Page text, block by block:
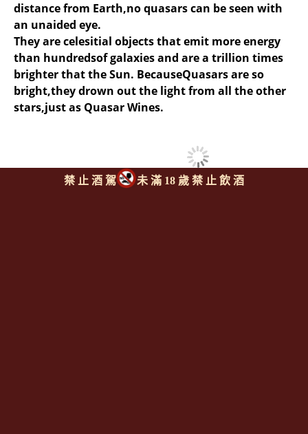
distance from Earth,no quasars can be seen with
an unaided eye.
They are celesitial objects that emit more energy
than hundredsof galaxies and are a trillion times
brighter that the Sun. BecauseQuasars are so
bright,they drown out the light from all the other
stars,just as Quasar Wines.
禁 止 酒 駕 未 滿 18 歲 禁 止 飲 酒